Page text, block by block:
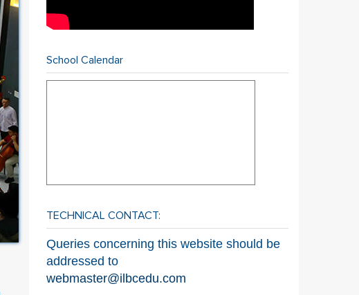
School Calendar
TECHNICAL CONTACT:
Queries concerning this website should be
addressed to
webmaster@ilbcedu.com